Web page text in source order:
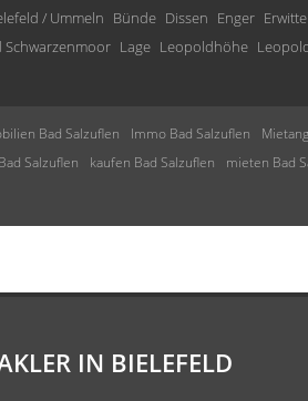
/ Ummeln Bünde Dissen Enger Erwitte
Lage Leopoldhöhe
Bad Salzuflen Immo Bad Salzuflen
Salzuflen kaufen Bad Salzuflen mieten Bad
IN BIELEFELD